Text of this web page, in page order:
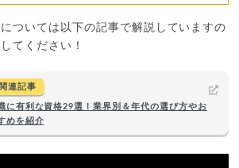
ついては以下の記事で解説していますの
てください！
関連記事
に有利な資格29選！業界別＆年代の選び方やお
めを紹介